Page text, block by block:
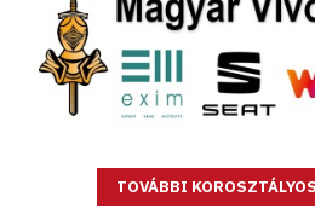
TOVÁBBI